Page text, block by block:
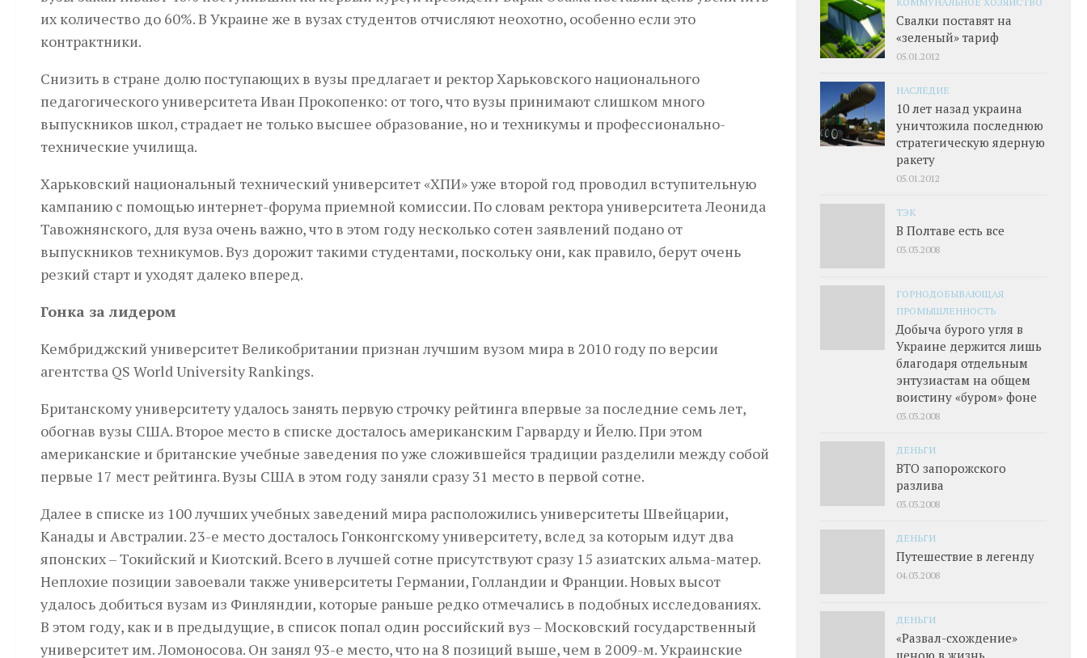
их количество до 60%. В Украине же в вузах студентов отчисляют неохотно, особенно если это
контрактники.
Снизить в стране долю поступающих в вузы предлагает и ректор Харьковского национального
педагогического университета Иван Прокопенко: от того, что вузы принимают слишком много
выпускников школ, страдает не только высшее образование, но и техникумы и профессионально-
технические училища.
Харьковский национальный технический университет «ХПИ» уже второй год проводил вступительную
кампанию с помощью интернет-форума приемной комиссии. По словам ректора университета Леонида
Тавожнянского, для вуза очень важно, что в этом году несколько сотен заявлений подано от
выпускников техникумов. Вуз дорожит такими студентами, поскольку они, как правило, берут очень
резкий старт и уходят далеко вперед.
Гонка за лидером
Кембриджский университет Великобритании признан лучшим вузом мира в 2010 году по версии
агентства QS World University Rankings.
Британскому университету удалось занять первую строчку рейтинга впервые за последние семь лет,
обогнав вузы США. Второе место в списке досталось американским Гарварду и Йелю. При этом
американские и британские учебные заведения по уже сложившейся традиции разделили между собой
первые 17 мест рейтинга. Вузы США в этом году заняли сразу 31 место в первой сотне.
Далее в списке из 100 лучших учебных заведений мира расположились университеты Швейцарии,
Канады и Австралии. 23-е место досталось Гонконгскому университету, вслед за которым идут два
японских – Токийский и Киотский. Всего в лучшей сотне присутствуют сразу 15 азиатских альма-матер.
Неплохие позиции завоевали также университеты Германии, Голландии и Франции. Новых высот
удалось добиться вузам из Финляндии, которые раньше редко отмечались в подобных исследованиях.
В этом году, как и в предыдущие, в список попал один российский вуз – Московский государственный
университет им. Ломоносова. Он занял 93-е место, что на 8 позиций выше, чем в 2009-м. Украинские
Свалки поставят на
«зеленый» тариф
05.01.2012
НАСЛЕДИЕ
10 лет назад украина
уничтожила последнюю
стратегическую ядерную
ракету
05.01.2012
ТЭК
В Полтаве есть все
03.03.2008
ГОРНОДОБЫВАЮЩАЯ
ПРОМЫШЛЕННОСТЬ
Добыча бурого угля в
Украине держится лишь
благодаря отдельным
энтузиастам на общем
воистину «буром» фоне
03.03.2008
ДЕНЬГИ
ВТО запорожского
разлива
03.03.2008
ДЕНЬГИ
Путешествие в легенду
04.03.2008
ДЕНЬГИ
«Развал-схождение»
ценою в жизнь